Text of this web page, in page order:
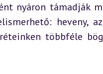
nyáron támadják
többféle